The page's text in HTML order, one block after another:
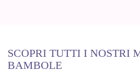
SCOPRI TUTTI I NOSTRI
BAMBOLE